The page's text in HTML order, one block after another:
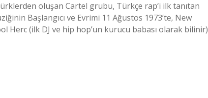
oluşan Cartel grubu, Türkçe rap’i ilk tanıtan
Başlangıcı ve Evrimi 11 Ağustos 1973’te, New
Herc (ilk DJ ve hip hop’un kurucu babası olarak bilinir)